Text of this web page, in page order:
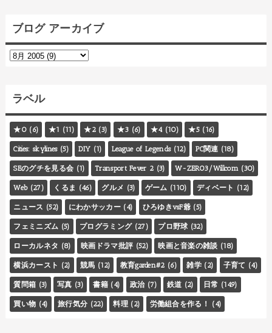
ブログ アーカイブ
ラベル
★0 (6) ★1 (11) ★2 (3) ★3 (6) ★4 (10) ★5 (16)
Cities: skylines (5) DIY (1) League of Legends (12) PC関連 (18)
SEのグチを見る会 (1) Transport Fever 2 (3) W-ZERO3/Willcom (30)
Web (27) くるま (46) グルメ (3) ゲーム (110) ディベート (12)
ニュース (52) にわかサッカー (4) ひろゆきvsF爺 (5)
フェミニズム (5) プログラミング (27) プロ野球 (32)
ローカルネタ (8) 映画ドラマ批評 (52) 映画と音楽の雑談 (18)
横浜カースト (2) 競馬 (12) 教育garden#2 (6) 雑学 (2) 子育て (4)
質問箱 (3) 写真 (3) 書籍 (4) 政治 (7) 鉄道 (2) 日常 (149)
買い物 (4) 旅行気分 (22) 料理 (2) 労働組合を作る！ (4)